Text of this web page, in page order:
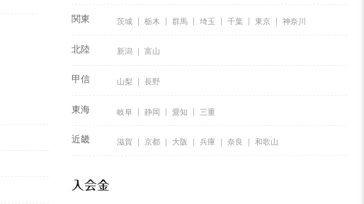
関東 茨城 栃木 群馬 埼玉 千葉 東京 神奈川
北陸 新潟 富山
甲信 山梨 長野
東海 岐阜 静岡 愛知 三重
近畿 滋賀 京都 大阪 兵庫 奈良 和歌山
入会金